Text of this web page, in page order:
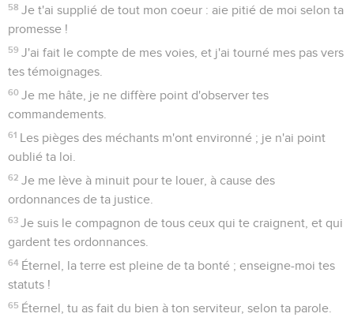
58 Je t'ai supplié de tout mon coeur : aie pitié de moi selon ta
promesse !
59 J'ai fait le compte de mes voies, et j'ai tourné mes pas vers
tes témoignages.
60 Je me hâte, je ne diffère point d'observer tes
commandements.
61 Les pièges des méchants m'ont environné ; je n'ai point
oublié ta loi.
62 Je me lève à minuit pour te louer, à cause des
ordonnances de ta justice.
63 Je suis le compagnon de tous ceux qui te craignent, et qui
gardent tes ordonnances.
64 Éternel, la terre est pleine de ta bonté ; enseigne-moi tes
statuts !
65 Éternel, tu as fait du bien à ton serviteur, selon ta parole.